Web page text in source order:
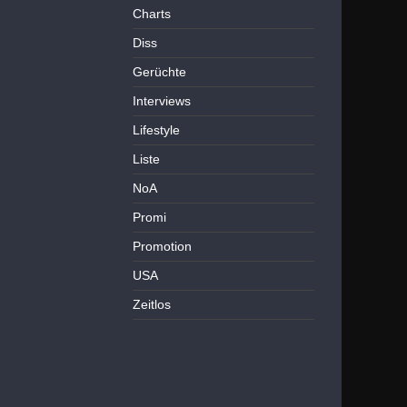
Charts
Diss
Gerüchte
Interviews
Lifestyle
Liste
NoA
Promi
Promotion
USA
Zeitlos